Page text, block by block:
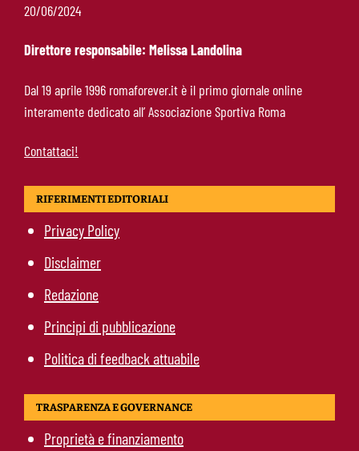
Pellegrini-Roma, rinnovo mai così vicino:
trattativa intensa e firma attesa a breve
20/06/2024
Direttore responsabile: Melissa Landolina
Dal 19 aprile 1996 romaforever.it è il primo giornale online
interamente dedicato all’ Associazione Sportiva Roma
Contattaci!
RIFERIMENTI EDITORIALI
Privacy Policy
Disclaimer
Redazione
Principi di pubblicazione
Politica di feedback attuabile
TRASPARENZA E GOVERNANCE
Proprietà e finanziamento